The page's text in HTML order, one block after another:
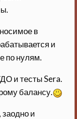
в
и
по нулям.
и тесты Sera.
балансу.
и